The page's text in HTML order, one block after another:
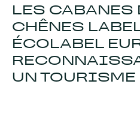
LES CABANES
CHÊNES
ÉCOLABEL
UN TOURISME